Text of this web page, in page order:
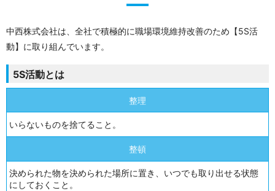
中西株式会社は、全社で積極的に職場環境維持改善のため【5S活
動】に取り組んでいます。
5S活動とは
整理
いらないものを捨てること。
整頓
決められた物を決められた場所に置き、いつでも取り出せる状態
にしておくこと。